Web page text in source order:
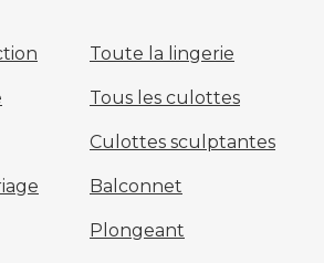
Toute la lingerie
Tous les culottes
Culottes sculptantes
Balconnet
Plongeant